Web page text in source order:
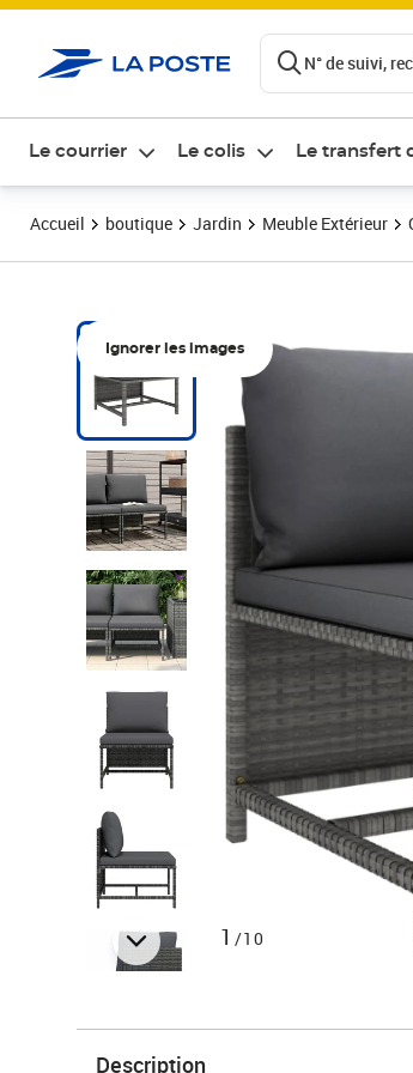
N° de suivi,
Le courrier Le colis Le transfert
Accueil boutique Jardin Meuble Extérieur
Ignorer les images
1 /10
Description